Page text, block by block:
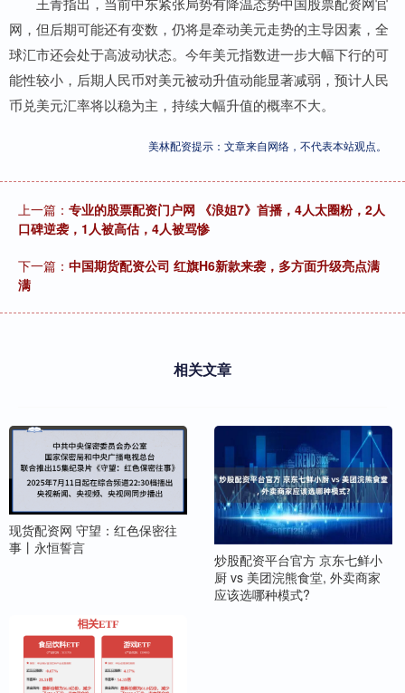
网，但后期可能还有变数，仍将是牵动美元走势的主导因素，全
球汇市还会处于高波动状态。今年美元指数进一步大幅下行的可
能性较小，后期人民币对美元被动升值动能显著减弱，预计人民
币兑美元汇率将以稳为主，持续大幅升值的概率不大。
美林配资提示：文章来自网络，不代表本站观点。
上一篇： 专业的股票配资门户网 《浪姐7》首播，4人太圈粉，2人
口碑逆袭，1人被高估，4人被骂惨
下一篇： 中国期货配资公司 红旗H6新款来袭，多方面升级亮点满
满
相关文章
现货配资网 守望：红色保密往
事丨永恒誓言
炒股配资平台官方 京东七鲜小
厨 vs 美团浣熊食堂, 外卖商家
应该选哪种模式?